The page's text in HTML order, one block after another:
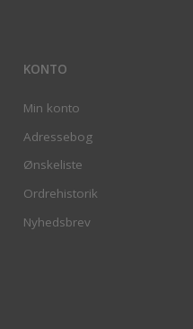
KONTO
Min konto
Adressebog
Ønskeliste
Ordrehistorik
Nyhedsbrev